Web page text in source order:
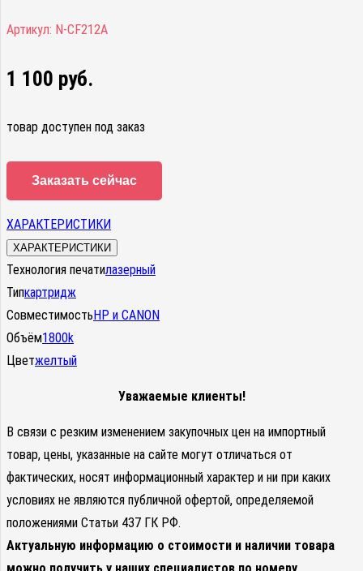
Артикул: N-CF212A
1 100 руб.
товар доступен под заказ
Заказать сейчас
ХАРАКТЕРИСТИКИ
ХАРАКТЕРИСТИКИ
Технология печатилазерный
Типкартридж
СовместимостьHP и CANON
Объём1800k
Цветжелтый
Уважаемые клиенты!
В связи с резким изменением закупочных цен на импортный
товар, цены, указанные на сайте могут отличаться от
фактических, носят информационный характер и ни при каких
условиях не являются публичной офертой, определяемой
положениями Статьи 437 ГК РФ.
Актуальную информацию о стоимости и наличии товара